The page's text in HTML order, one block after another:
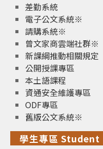
差勤系統
電子公文系統※
請購系統※
曾文家商雲端社群※
新課綱推動相關規定
公開授課專區
本土語課程
資通安全維護專區
ODF專區
舊版公文系統※
學生專區 Student